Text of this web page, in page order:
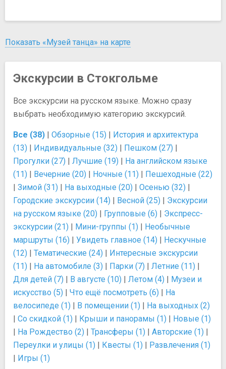
Показать «Музей танца» на карте
Экскурсии в Стокгольме
Все экскурсии на русском языке. Можно сразу
выбрать необходимую категорию экскурсий.
Все (38) | Обзорные (15) | История и архитектура
(13) | Индивидуальные (32) | Пешком (27) |
Прогулки (27) | Лучшие (19) | На английском языке
(11) | Вечерние (20) | Ночные (11) | Пешеходные (22)
| Зимой (31) | На выходные (20) | Осенью (32) |
Городские экскурсии (14) | Весной (25) | Экскурсии
на русском языке (20) | Групповые (6) | Экспресс-
экскурсии (21) | Мини-группы (1) | Необычные
маршруты (16) | Увидеть главное (14) | Нескучные
(12) | Тематические (24) | Интересные экскурсии
(11) | На автомобиле (3) | Парки (7) | Летние (11) |
Для детей (7) | В августе (10) | Летом (4) | Музеи и
искусство (5) | Что ещё посмотреть (6) | На
велосипеде (1) | В помещении (1) | На выходных (2)
| Со скидкой (1) | Крыши и панорамы (1) | Новые (1)
| На Рождество (2) | Трансферы (1) | Авторские (1) |
Переулки и улицы (1) | Квесты (1) | Развлечения (1)
| Игры (1)